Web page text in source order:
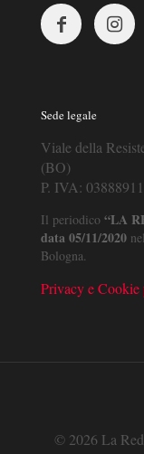
Sede legale
Viale della
(BO)
P. IVA:
Il periodico “LA
data 05/11/2020
Bologna.
Privacy e
© 2026 La